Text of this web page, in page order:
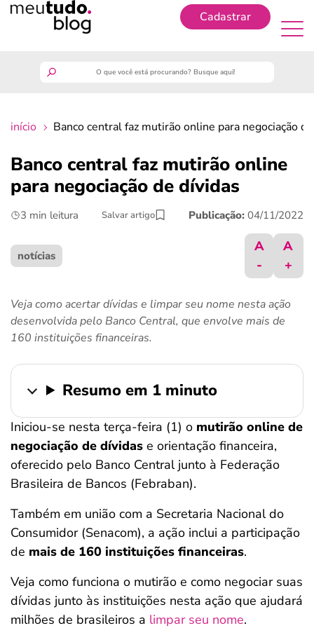
Cadastrar
finanças
benefícios
crédito fácil
ferramentas
início Banco central faz mutirão online para negociação
Banco central faz mutirão online
para negociação de dívidas
3 min leitura Salvar artigo Publicação: 04/11/2022
notícias
A
-
A
+
Veja como acertar dívidas e limpar seu nome nesta ação
desenvolvida pelo Banco Central, que envolve mais de
160 instituições financeiras.
Resumo em 1 minuto
Iniciou-se nesta terça-feira (1) o mutirão online de
negociação de dívidas e orientação financeira,
oferecido pelo Banco Central junto à Federação
Brasileira de Bancos (Febraban).
Também em união com a Secretaria Nacional do
Consumidor (Senacom), a ação inclui a participação
de mais de 160 instituições financeiras.
Veja como funciona o mutirão e como negociar suas
dívidas junto às instituições nesta ação que ajudará
milhões de brasileiros a limpar seu nome.